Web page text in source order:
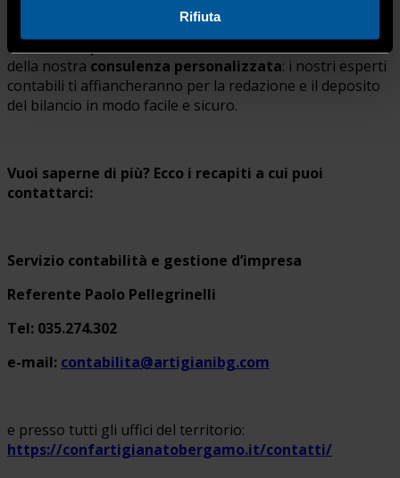
Rifiuta
Perché non porti la contabilità da noi?Potrai usufruire
della nostra consulenza personalizzata: i nostri esperti
contabili ti affiancheranno per la redazione e il deposito
del bilancio in modo facile e sicuro.
Vuoi saperne di più? Ecco i recapiti a cui puoi
contattarci:
Servizio contabilità e gestione d’impresa
Referente Paolo Pellegrinelli
Tel: 035.274.302
e-mail: contabilita@artigianibg.com
e presso tutti gli uffici del territorio:
https://confartigianatobergamo.it/contatti/